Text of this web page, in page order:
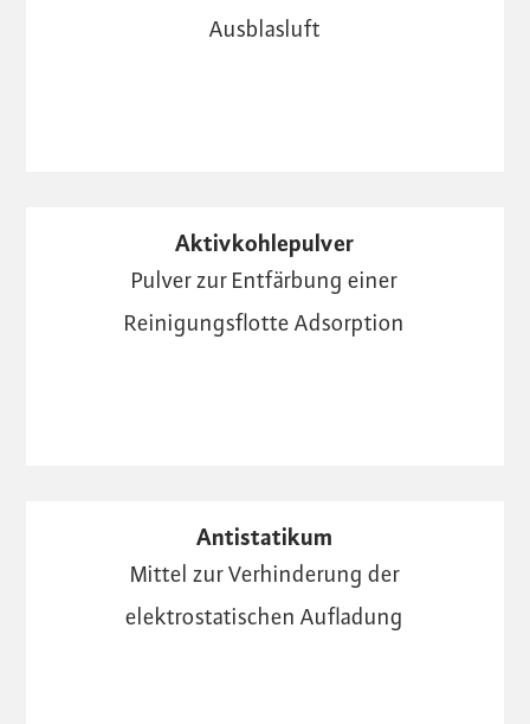
Ausblasluft
Aktivkohlepulver
Pulver zur Entfärbung einer
Reinigungsflotte Adsorption
Antistatikum
Mittel zur Verhinderung der
elektrostatischen Aufladung